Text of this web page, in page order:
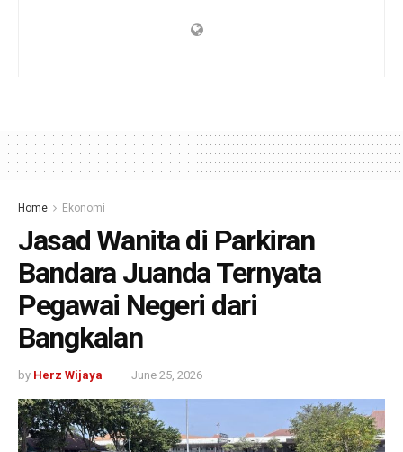
Home Ekonomi
Jasad Wanita di Parkiran
Bandara Juanda Ternyata
Pegawai Negeri dari
Bangkalan
by Herz Wijaya June 25, 2026